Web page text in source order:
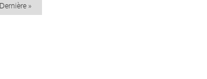
Dernière
Dernière »